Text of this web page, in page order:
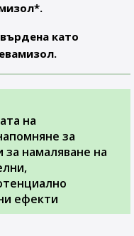
като
на
за
намаляване на
ефекти